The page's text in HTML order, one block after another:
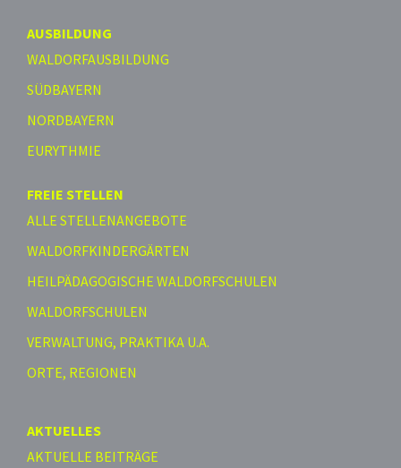
AUSBILDUNG
WALDORFAUSBILDUNG
SÜDBAYERN
NORDBAYERN
EURYTHMIE
FREIE STELLEN
ALLE STELLENANGEBOTE
WALDORFKINDERGÄRTEN
HEILPÄDAGOGISCHE WALDORFSCHULEN
WALDORFSCHULEN
VERWALTUNG, PRAKTIKA U.A.
ORTE, REGIONEN
AKTUELLES
AKTUELLE BEITRÄGE